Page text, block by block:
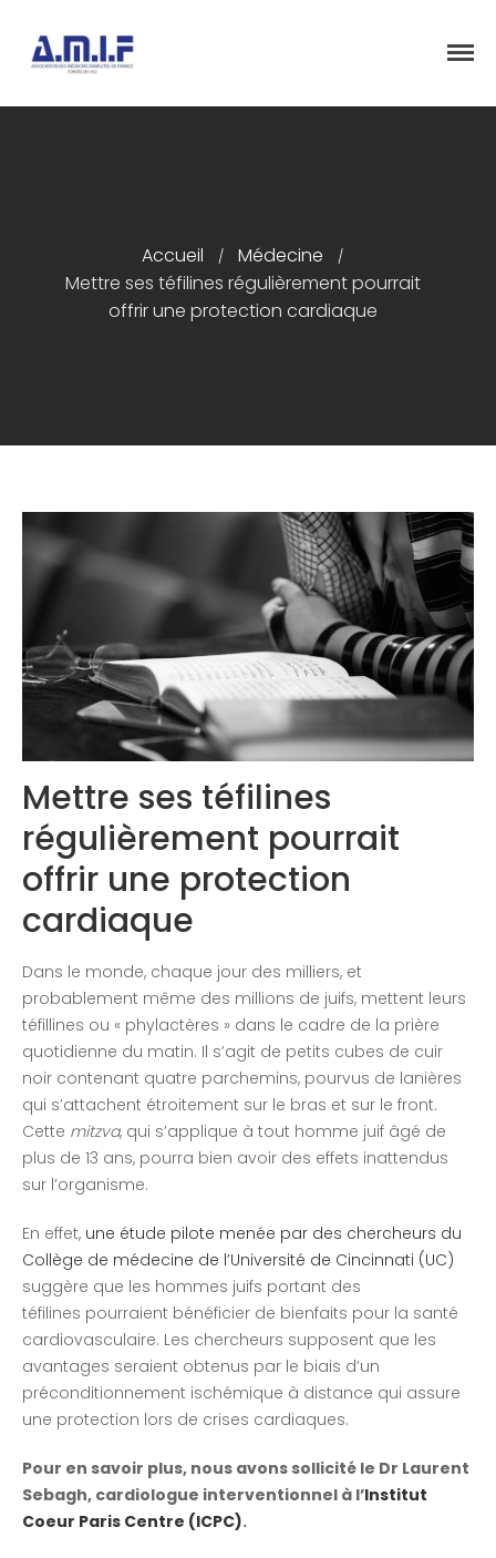
Présentation
Contactez-nous
Congrès 2019
Congrès 2020
Accueil / Médecine /
Mettre ses téfilines régulièrement pourrait
offrir une protection cardiaque
Mettre ses téfilines
régulièrement pourrait
offrir une protection
cardiaque
Dans le monde, chaque jour des milliers, et
probablement même des millions de juifs, mettent leurs
téfillines ou « phylactères » dans le cadre de la prière
quotidienne du matin. Il s’agit de petits cubes de cuir
noir contenant quatre parchemins, pourvus de lanières
qui s’attachent étroitement sur le bras et sur le front.
Cette mitzva, qui s’applique à tout homme juif âgé de
plus de 13 ans, pourra bien avoir des effets inattendus
sur l’organisme.
En effet, une étude pilote menée par des chercheurs du
Collège de médecine de l’Université de Cincinnati (UC)
suggère que les hommes juifs portant des
téfilines pourraient bénéficier de bienfaits pour la santé
cardiovasculaire. Les chercheurs supposent que les
avantages seraient obtenus par le biais d’un
préconditionnement ischémique à distance qui assure
une protection lors de crises cardiaques.
Pour en savoir plus, nous avons sollicité le Dr Laurent
Sebagh, cardiologue interventionnel à l’Institut
Coeur Paris Centre (ICPC).